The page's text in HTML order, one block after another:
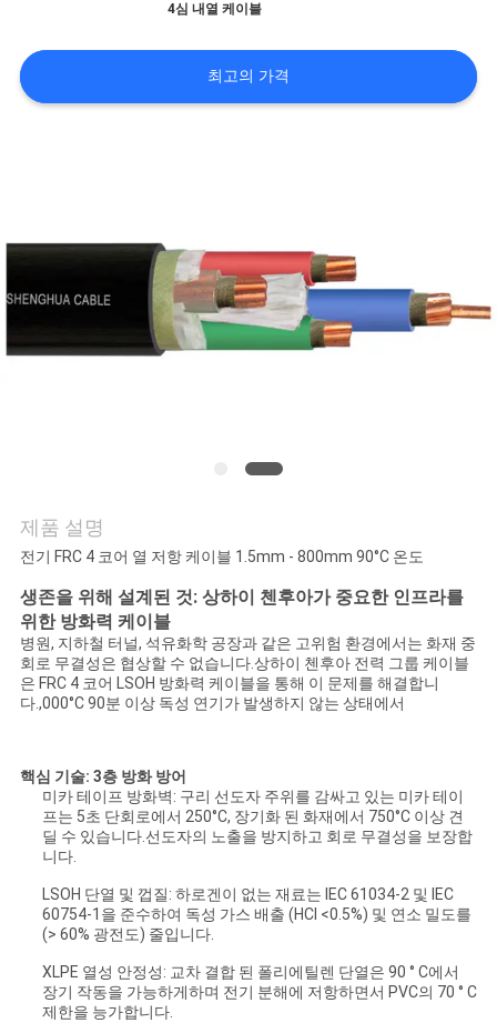
소
개
투
어
리
연
락
처
뉴
BLOG
견
적
4심 내열 케이블
최고의 가격
제품 설명
전기 FRC 4 코어 열 저항 케이블 1.5mm - 800mm 90°C 온도
생존을 위해 설계된 것: 상하이 첸후아가 중요한 인프라를
위한 방화력 케이블
병원, 지하철 터널, 석유화학 공장과 같은 고위험 환경에서는 화재 중
회로 무결성은 협상할 수 없습니다.상하이 첸후아 전력 그룹 케이블
은 FRC 4 코어 LSOH 방화력 케이블을 통해 이 문제를 해결합니
다.,000°C 90분 이상 독성 연기가 발생하지 않는 상태에서
핵심 기술: 3층 방화 방어
미카 테이프 방화벽: 구리 선도자 주위를 감싸고 있는 미카 테이
프는 5초 단회로에서 250°C, 장기화 된 화재에서 750°C 이상 견
딜 수 있습니다.선도자의 노출을 방지하고 회로 무결성을 보장합
니다.
LSOH 단열 및 껍질: 하로겐이 없는 재료는 IEC 61034-2 및 IEC
60754-1을 준수하여 독성 가스 배출 (HCl <0.5%) 및 연소 밀도를
(> 60% 광전도) 줄입니다.
XLPE 열성 안정성: 교차 결합 된 폴리에틸렌 단열은 90 ° C에서
장기 작동을 가능하게하며 전기 분해에 저항하면서 PVC의 70 ° C
제한을 능가합니다.